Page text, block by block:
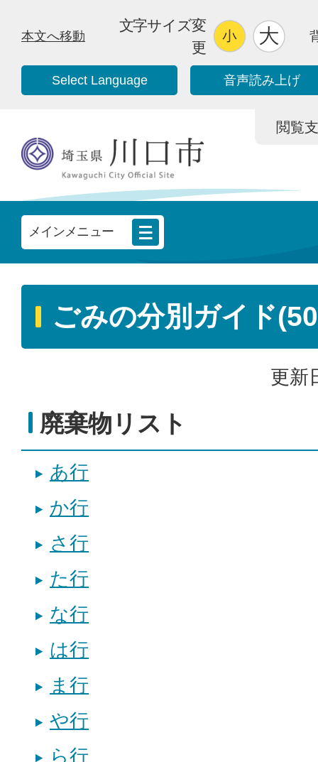
本文へ移動
文字サイズ変
更
Select Language 音声読み上げ
閲覧
メインメニュー
ごみの分別ガイド
更新
廃棄物リスト
あ行
か行
さ行
た行
な行
は行
ま行
や行
ら行